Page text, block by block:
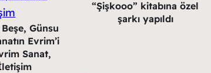
Günsu
Evrim’i
Sanat,
“Şişkooo” kitabına özel
şarkı yapıldı